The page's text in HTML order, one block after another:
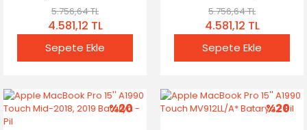
5.756,64 TL
4.581,12 TL
Sepete Ekle
5.756,64 TL
4.581,12 TL
Sepete Ekle
%20 %20